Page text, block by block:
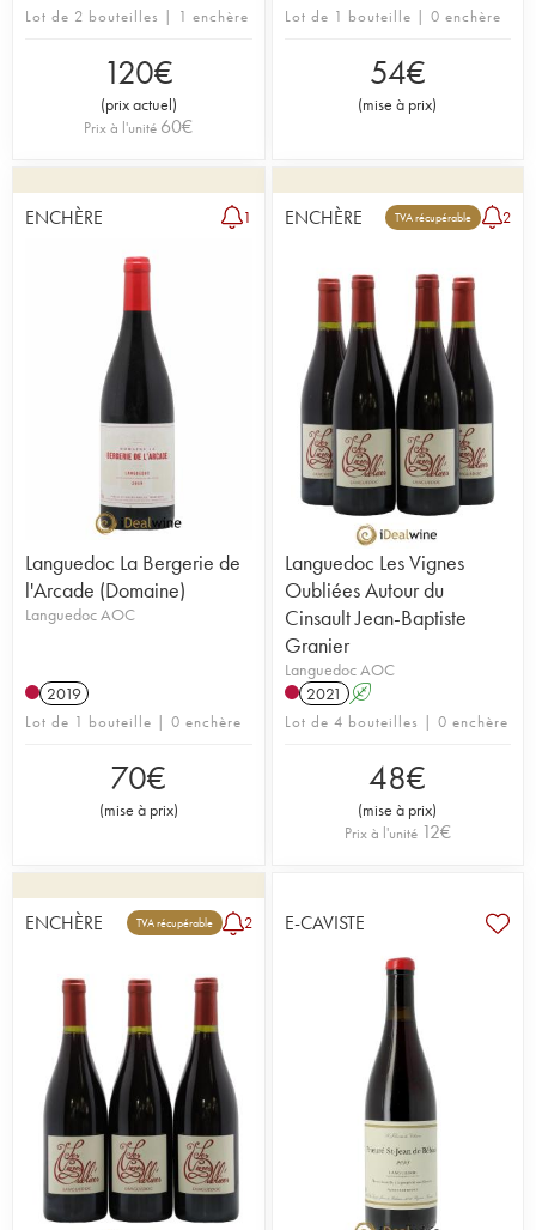
Lot de 2 bouteilles | 1 enchère
120€
(prix actuel)
Prix à l'unité 60€
Lot de 1 bouteille | 0 enchère
54€
(mise à prix)
ENCHÈRE 1
Languedoc La Bergerie de
l'Arcade (Domaine)
Languedoc AOC
2019
Lot de 1 bouteille | 0 enchère
70€
(mise à prix)
ENCHÈRE TVA récupérable 2
Languedoc Les Vignes
Oubliées Autour du
Cinsault Jean-Baptiste
Granier
Languedoc AOC
2021 A
Lot de 4 bouteilles | 0 enchère
48€
(mise à prix)
Prix à l'unité 12€
ENCHÈRE TVA récupérable 2 E-CAVISTE